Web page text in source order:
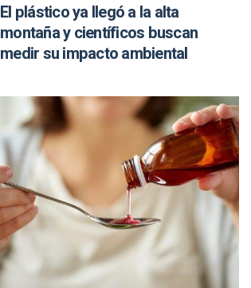
El plástico ya llegó a la alta
montaña y científicos buscan
medir su impacto ambiental